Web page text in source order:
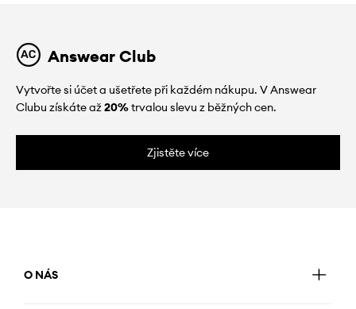
Answear Club
Vytvořte si účet a ušetřete při každém nákupu. V Answear
Clubu získáte až20%trvalou slevu z běžných cen.
Zjistěte více
O NÁS